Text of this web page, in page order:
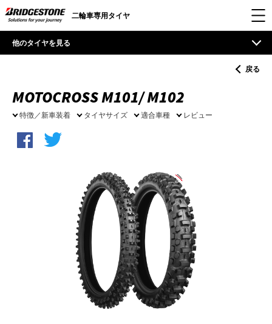
二輪車専用タイヤ
他のタイヤを見る
戻る
MOTOCROSS M101/ M102
特徴／新車装着 タイヤサイズ 適合車種 レビュー